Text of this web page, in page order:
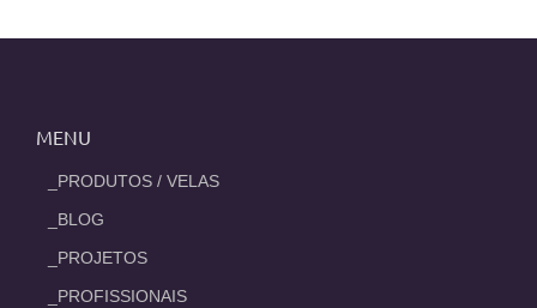
MENU
_PRODUTOS / VELAS
_BLOG
_PROJETOS
_PROFISSIONAIS